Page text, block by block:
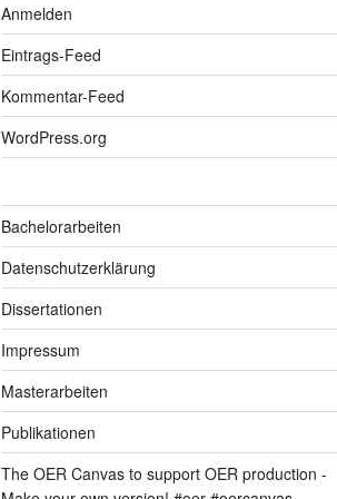
Anmelden
Eintrags-Feed
Kommentar-Feed
WordPress.org
Bachelorarbeiten
Datenschutzerklärung
Dissertationen
Impressum
Masterarbeiten
Publikationen
The OER Canvas to support OER production -